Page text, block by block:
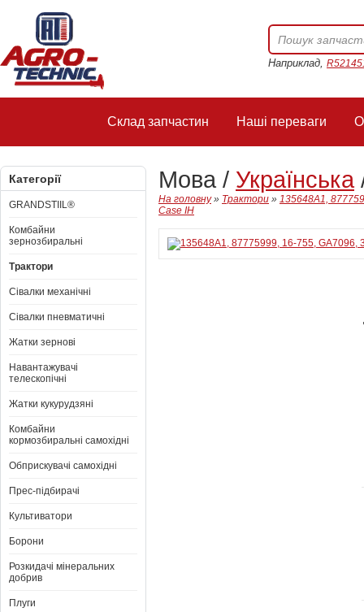
Наприклад,
Склад запчастин Наші переваги
Категорії
GRANDSTIIL®
Комбайни
зернозбиральні
Трактори
Сівалки механічні
Сівалки пневматичні
Жатки зернові
Навантажувачі
телескопічні
Жатки кукурудзяні
Комбайни
кормозбиральні самохідні
Обприскувачі самохідні
Прес-підбирачі
Культиватори
Борони
Розкидачі мінеральних
добрив
Плуги
Мова / Українська
На головну» Трактори » 135648A1,
Case IH